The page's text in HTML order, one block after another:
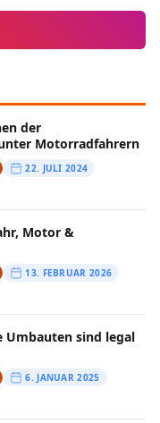
der
Motorradfahrern
22. JULI 2024
Motor &
13. FEBRUAR 2026
Umbauten sind legal
6. JANUAR 2025